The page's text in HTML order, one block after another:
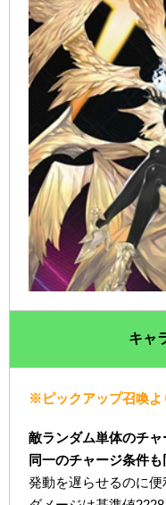
キャ
※ピックアップ召喚よ
敵ランダム単体のチ
同一のチャージ条件
発動を遅らせるのに便